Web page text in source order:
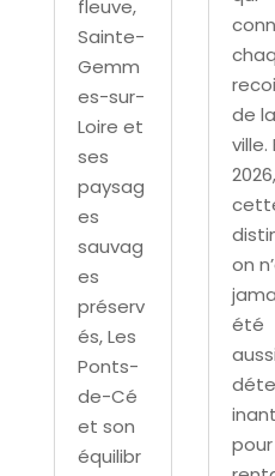
fleuve,
Sainte-
Gemm
es-sur-
Loire et
ses
paysag
es
sauvag
es
préserv
és, Les
Ponts-
de-Cé
et son
équilibr
de la
ville.
2026,
on
été
aussi